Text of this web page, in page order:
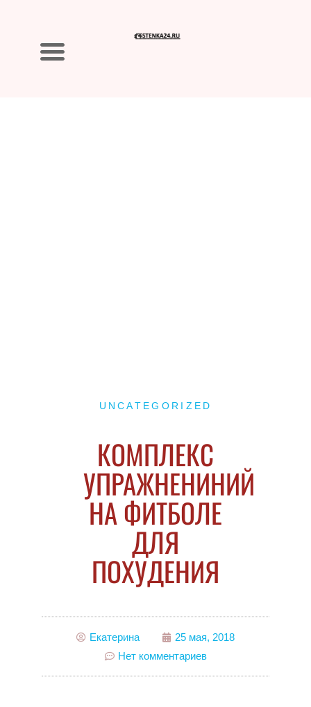
UNCATEGORIZED
КОМПЛЕКС
УПРАЖНЕНИНИЙ
НА ФИТБОЛЕ
ДЛЯ
ПОХУДЕНИЯ
Екатерина
25 мая, 2018
Нет комментариев